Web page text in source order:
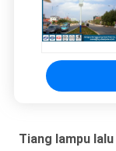
Tiang lampu